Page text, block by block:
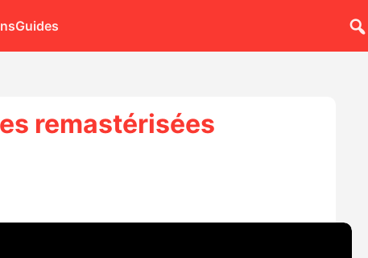
Guides
remastérisées